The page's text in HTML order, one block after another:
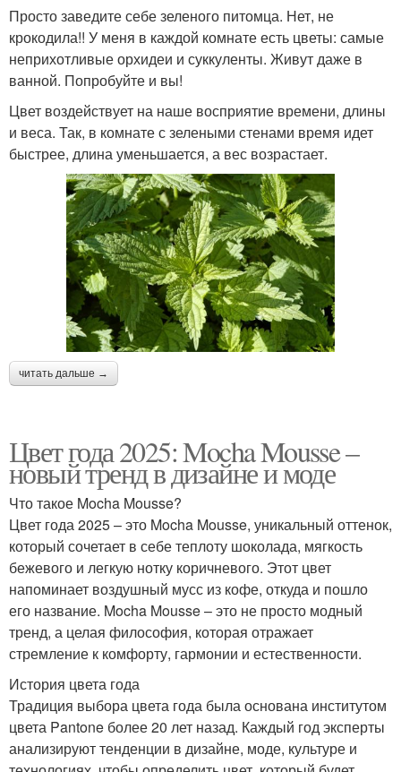
Просто заведите себе зеленого питомца. Нет, не
крокодила!! У меня в каждой комнате есть цветы: самые
неприхотливые орхидеи и суккуленты. Живут даже в
ванной. Попробуйте и вы!
Цвет воздействует на наше восприятие времени, длины
и веса. Так, в комнате с зелеными стенами время идет
быстрее, длина уменьшается, а вес возрастает.
читать дальше →
Цвет года 2025: Mocha Mousse –
новый тренд в дизайне и моде
Что такое Mocha Mousse?
Цвет года 2025 – это Mocha Mousse, уникальный оттенок,
который сочетает в себе теплоту шоколада, мягкость
бежевого и легкую нотку коричневого. Этот цвет
напоминает воздушный мусс из кофе, откуда и пошло
его название. Mocha Mousse – это не просто модный
тренд, а целая философия, которая отражает
стремление к комфорту, гармонии и естественности.
История цвета года
Традиция выбора цвета года была основана институтом
цвета Pantone более 20 лет назад. Каждый год эксперты
анализируют тенденции в дизайне, моде, культуре и